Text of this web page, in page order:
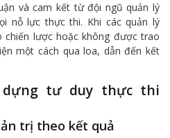
và cam kết từ đội ngũ quản lý
nỗ lực thực thi. Khi các quản lý
lược hoặc không được trao
một cách qua loa, dẫn đến kết
dựng tư duy thực thi
trị theo kết quả